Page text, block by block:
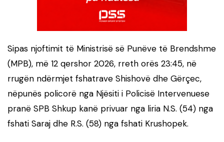
Sipas njoftimit të Ministrisë së Punëve të Brendshme
(MPB), më 12 qershor 2026, rreth orës 23:45, në
rrugën ndërmjet fshatrave Shishovë dhe Gërçec,
nëpunës policorë nga Njësiti i Policisë Intervenuese
pranë SPB Shkup kanë privuar nga liria N.S. (54) nga
fshati Saraj dhe R.S. (58) nga fshati Krushopek.